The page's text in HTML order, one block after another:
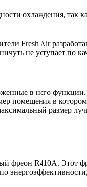
охлаждения, так
Fresh Air
не уступает по
в него
помещения в
размер
фреон R410A. Этот